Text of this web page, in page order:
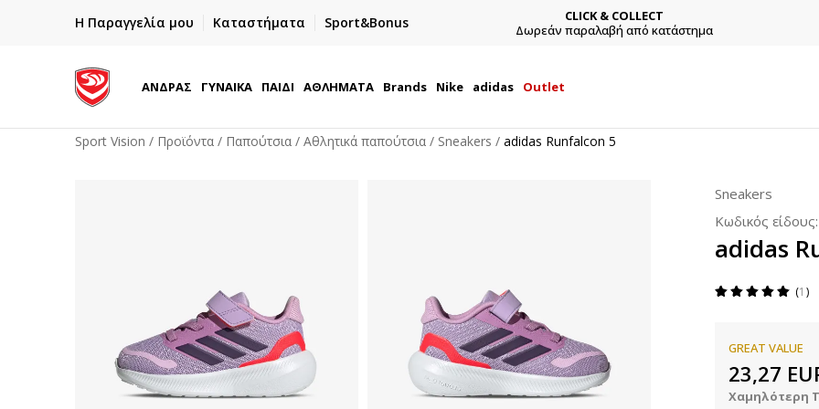
Η Παραγγελία μου Καταστήματα Sport&Bonus
ΓΡΗΓΟΡΟΤΕΡΗ ΠΑΡΑΔΟΣΗ ΜΕ BOX NOW
Παραλαβή 24/7
CLICK & COLLECT
Δωρεάν παραλαβή από κατάστημα
ΑΝΔΡΑΣ ΓΥΝΑΙΚΑ ΠΑΙΔΙ ΑΘΛΗΜΑΤΑ Brands Nike adidas Outlet
Sport Vision Προϊόντα Παπούτσια Αθλητικά παπούτσια Sneakers adidas Runfalcon 5
Sneakers
Κωδικός είδους:
adidas
1
GREAT VALUE
23,27
Χαμηλότερη